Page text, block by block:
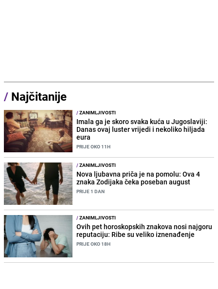
/ Najčitanije
/ZANIMLJIVOSTI
Imala ga je skoro svaka kuća u Jugoslaviji:
Danas ovaj luster vrijedi i nekoliko hiljada
eura
PRIJE OKO 11H
/ZANIMLJIVOSTI
Nova ljubavna priča je na pomolu: Ova 4
znaka Zodijaka čeka poseban august
PRIJE 1 DAN
/ZANIMLJIVOSTI
Ovih pet horoskopskih znakova nosi najgoru
reputaciju: Ribe su veliko iznenađenje
PRIJE OKO 18H